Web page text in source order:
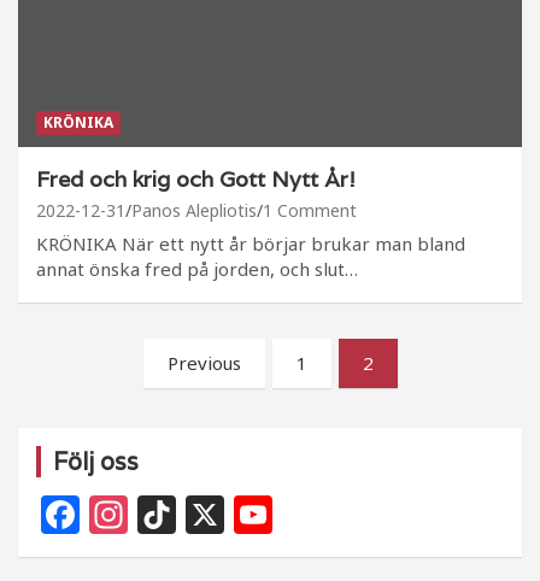
KRÖNIKA
Fred och krig och Gott Nytt År!
2022-12-31 Panos Alepliotis 1 Comment
KRÖNIKA När ett nytt år börjar brukar man bland
annat önska fred på jorden, och slut…
Sidnumrering
Previous 1 2
Följ oss
F
a
In
st
Ti
k
X
o